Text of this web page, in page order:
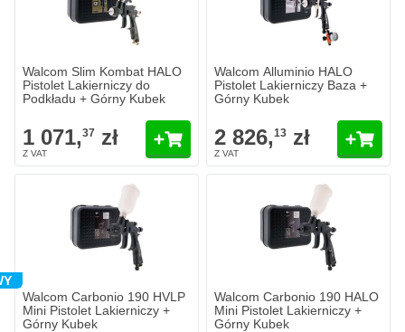
Otwór dyszy
Walcom Slim Kombat HALO
Pistolet Lakierniczy do
Podkładu + Górny Kubek
1 071,37 zł
Otwór dyszy
Dodaj do
Walcom Alluminio HALO
Pistolet Lakierniczy Baza +
Górny Kubek
2 826,13 zł
Walcom Carbonio 190 HVLP Mini Pistolet Lakierniczy + Górny
W magazynie
Otwór dyszy
1 639, zł
Dodaj do koszyka
Walcom Carbonio 190 HVLP
Mini Pistolet Lakierniczy +
Górny Kubek
Walcom Carbonio 190 HALO
W magazynie
Otwór dyszy
1 623, zł
Dodaj do
Walcom Carbonio 190 HALO
Mini Pistolet Lakierniczy +
Górny Kubek